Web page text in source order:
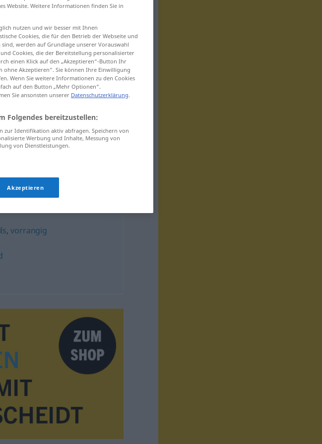
,vorrangig
Website. Weitere Informationen finden Sie in
nutzen und wir besser mit Ihnen
Cookies, die für den Betrieb der Webseite und
werden auf Grundlage unserer Vorauswahl
Cookies, die der Bereitstellung personalisierter
einen Klick auf den „Akzeptieren“-Button Ihr
ohne Akzeptieren“. Sie können Ihre Einwilligung
Wenn Sie weitere Informationen zu den Cookies
auf den Button „Mehr Optionen“.
Sie ansonsten unserer Datenschutzerklärung.
Folgendes bereitzustellen:
zur Identifikation aktiv abfragen. Speichern von
Werbung und Inhalte, Messung von
von Dienstleistungen.
Akzeptieren